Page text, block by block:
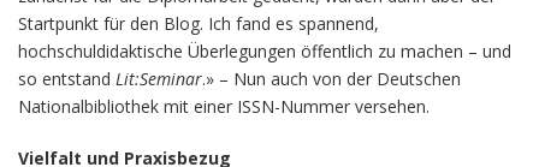
Startpunkt für den Blog. Ich fand es spannend,
hochschuldidaktische Überlegungen öffentlich zu machen – und
so entstand Lit:Seminar.» – Nun auch von der Deutschen
Nationalbibliothek mit einer ISSN-Nummer versehen.
Vielfalt und Praxisbezug